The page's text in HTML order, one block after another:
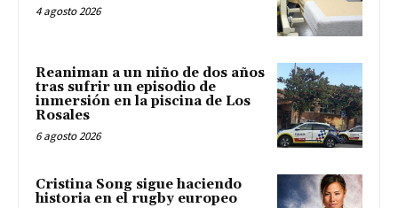
4 agosto 2026
Reaniman a un niño de dos años
tras sufrir un episodio de
inmersión en la piscina de Los
Rosales
6 agosto 2026
Cristina Song sigue haciendo
historia en el rugby europeo